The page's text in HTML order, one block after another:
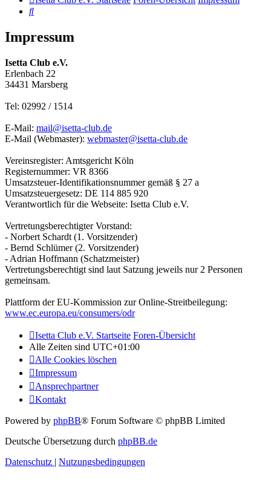
Suche
Impressum
Isetta Club e.V.
Erlenbach 22
34431 Marsberg
Tel: 02992 / 1514
E-Mail: mail@isetta-club.de
E-Mail (Webmaster): webmaster@isetta-club.de
Vereinsregister: Amtsgericht Köln
Registernummer: VR 8366
Umsatzsteuer-Identifikationsnummer gemäß § 27 a
Umsatzsteuergesetz: DE 114 885 920
Verantwortlich für die Webseite: Isetta Club e.V.
Vertretungsberechtigter Vorstand:
- Norbert Schardt (1. Vorsitzender)
- Bernd Schlümer (2. Vorsitzender)
- Adrian Hoffmann (Schatzmeister)
Vertretungsberechtigt sind laut Satzung jeweils nur 2 Personen
gemeinsam.
Plattform der EU-Kommission zur Online-Streitbeilegung:
www.ec.europa.eu/consumers/odr
Isetta Club e.V. Startseite Foren-Übersicht
Alle Zeiten sind UTC+01:00
Alle Cookies löschen
Impressum
Ansprechpartner
Kontakt
Powered by phpBB® Forum Software © phpBB Limited
Deutsche Übersetzung durch phpBB.de
Datenschutz | Nutzungsbedingungen